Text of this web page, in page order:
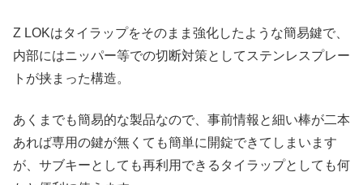
Z LOKはタイラップをそのまま強化したような簡易鍵で、
内部にはニッパー等での切断対策としてステンレスプレー
トが挟まった構造。
あくまでも簡易的な製品なので、事前情報と細い棒が二本
あれば専用の鍵が無くても簡単に開錠できてしまいます
が、サブキーとしても再利用できるタイラップとしても何